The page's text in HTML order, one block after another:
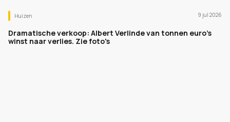
Huizen 9 jul 2026
Dramatische verkoop: Albert Verlinde van tonnen euro's
winst naar verlies. Zie foto's